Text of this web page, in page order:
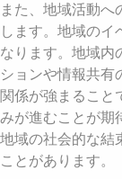
また、地域活動へ
します。地域のイ
なります。地域内
ションや情報共有
関係が強まること
みが進むことが期
地域の社会的な結
ことがあります。